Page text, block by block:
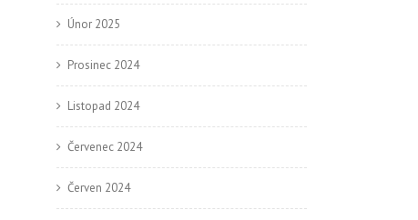
Únor 2025
Prosinec 2024
Listopad 2024
Červenec 2024
Červen 2024